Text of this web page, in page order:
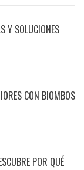
Y SOLUCIONES
CON BIOMBOS
POR QUÉ